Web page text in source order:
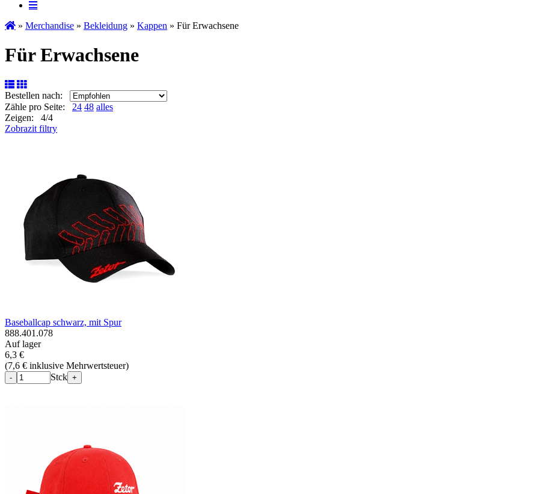
» Merchandise » Bekleidung » Kappen » Für Erwachsene
Für Erwachsene
Bestellen nach:
Zähle pro Seite: 24 48 alles
Zeigen: 4/4
Zobrazit filtry
Baseballcap schwarz, mit Spur
888.401.078
Auf lager
6,3 €
(7,6 € inklusive Mehrwertsteuer)
- Stck +